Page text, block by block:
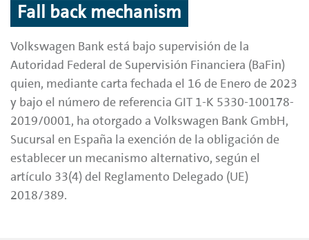
Fall back mechanism
Volkswagen Bank está bajo supervisión de la
Autoridad Federal de Supervisión Financiera (BaFin)
quien, mediante carta fechada el 16 de Enero de 2023
y bajo el número de referencia GIT 1-K 5330-100178-
2019/0001, ha otorgado a Volkswagen Bank GmbH,
Sucursal en España la exención de la obligación de
establecer un mecanismo alternativo, según el
artículo 33(4) del Reglamento Delegado (UE)
2018/389.